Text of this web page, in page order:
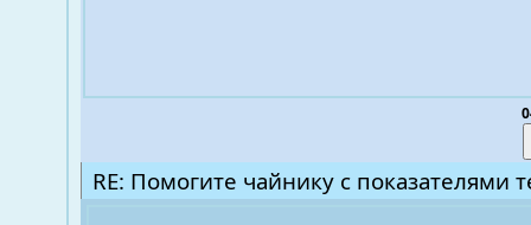
RE: Помогите чайнику с показателями